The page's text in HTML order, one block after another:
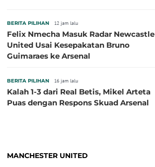
BERITA PILIHAN 12 jam lalu
Felix Nmecha Masuk Radar Newcastle
United Usai Kesepakatan Bruno
Guimaraes ke Arsenal
BERITA PILIHAN 16 jam lalu
Kalah 1-3 dari Real Betis, Mikel Arteta
Puas dengan Respons Skuad Arsenal
MANCHESTER UNITED